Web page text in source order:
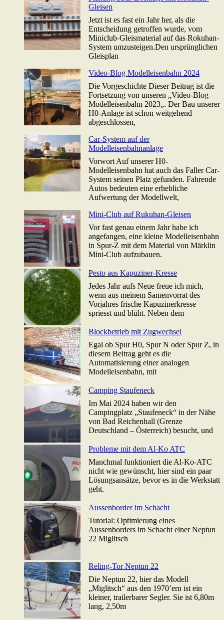
Gleisen
Jetzt ist es fast ein Jahr her, als die
Entscheidung getroffen wurde, vom
Miniclub-Gleismaterial auf das Rokuhan-
System umzusteigen.Den ursprünglichen
Gleisplan
Video-Blog Modelleisenbahn 2024
Die Vorgeschichte Dieser Beitrag ist die
Fortsetzung von unseren „Video-Blog
Modelleisenbahn 2023„. Der Bau unserer
H0-Anlage ist schon weitgehend
abgeschlossen,
Car-System auf der
Modelleisenbahnanlage
Vorwort Auf unserer H0-
Modelleisenbahn hat auch das Faller Car-
System seinen Platz gefunden. Fahrende
Autos bedeuten eine erhebliche
Aufwertung der Modellwelt,
Mini-Club auf Rukuhan-Gleisen
Vor fast genau einem Jahr habe ich
angefangen, eine kleine Modelleisenbahn
in Spur-Z mit dem Material von Märklin
Mini-Club aufzubauen.
Pesto aus Kapuziner-Kresse
Jedes Jahr aufs Neue freue ich mich,
wenn aus meinem Samenvorrat des
Vorjahres frische Kapuzinerkresse
spriesst und blüht. Neben dem
Blockbetrieb mit Zugwechsel
Egal ob Spur H0, Spur N oder Spur Z, in
diesem Beitrag geht es die
Automatisierung einer analogen
Modelleisenbahn, mit
Camping Staufeneck
Im Mai 2024 haben wir den
Campingplatz „Staufeneck“ in der Nähe
von Bad Reichenhall (Grenze
Deutschland – Österreich) besucht, und
Probleme mit dem Al-Ko ATC
Manchmal funktioniert die Al-Ko-ATC
nicht wie gewünscht, hier sind ein paar
Lösungsansätze, bevor es in die Werkstatt
geht.
Aussenborder im Schacht
Tutorial: Optimierung eines
Aussenborders im Schacht einer Neptun
22 Miglitsch
Reling-Tor Neptun 22
Die Neptun 22, hier das Modell
„Miglitsch“ aus den 1970’ern ist ein
kleiner, trailerbarer Segler. Sie ist 6,80m
lang, 2,50m